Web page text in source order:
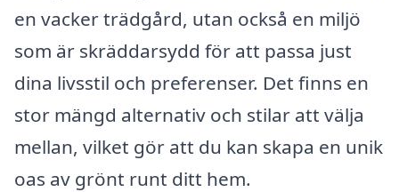
en vacker trädgård, utan också en miljö
som är skräddarsydd för att passa just
dina livsstil och preferenser. Det finns en
stor mängd alternativ och stilar att välja
mellan, vilket gör att du kan skapa en unik
oas av grönt runt ditt hem.